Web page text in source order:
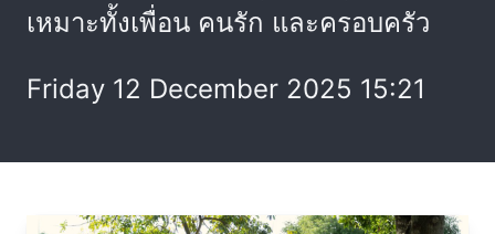
เหมาะทั้งเพื่อน คนรัก และครอบครัว
Friday 12 December 2025 15:21